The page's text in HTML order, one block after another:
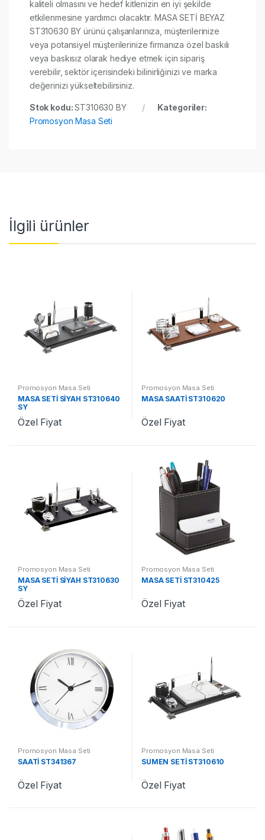
kaliteli olmasını ve hedef kitlenizin en iyi şekilde
etkilenmesine yardımcı olacaktır. MASA SETİ BEYAZ
ST310630 BY ürünü çalışanlarınıza, müşterilerinize
veya potansiyel müşterilerinize firmanıza özel baskılı
veya baskısız olarak hediye etmek için sipariş
verebilir, sektör içerisindeki bilinirliğinizi ve marka
değerinizi yükseltebilirsiniz.
Stok kodu:ST310630 BY
Kategoriler:
Promosyon Masa Seti
İlgili ürünler
Promosyon Masa Seti
MASA SETİ SİYAH ST310640
SY
Özel Fiyat
Promosyon Masa Seti
MASA SAATİ ST310620
Özel Fiyat
Promosyon Masa Seti
MASA SETİ SİYAH ST310630
SY
Özel Fiyat
Promosyon Masa Seti
MASA SETİ ST310425
Özel Fiyat
Promosyon Masa Seti
SAATİ ST341367
Özel Fiyat
Promosyon Masa Seti
SÜMEN SETİ ST310610
Özel Fiyat